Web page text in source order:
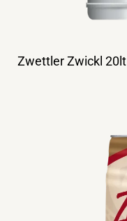
Zwettler Zwickl 20lt